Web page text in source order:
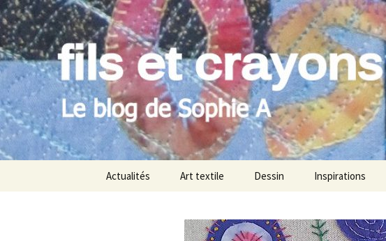
Aller
au
contenu
filsetcrayons
Le blog de Sophie A
Actualités Art textile Dessin Inspirations